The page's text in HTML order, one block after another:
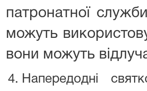
патронатної
можуть
вони можуть
Напередодні